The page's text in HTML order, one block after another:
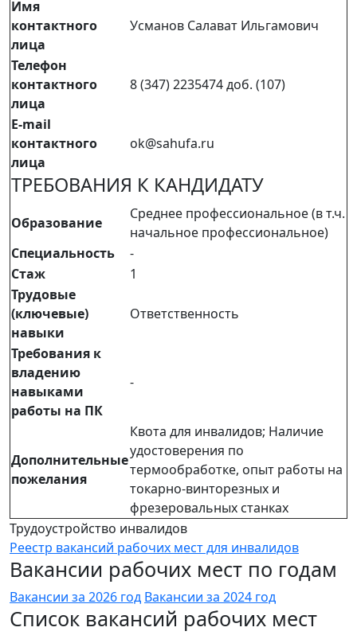
Имя
контактного
лица
Усманов Салават Ильгамович
Телефон
контактного
лица
8 (347) 2235474 доб. (107)
E-mail
контактного
лица
ok@sahufa.ru
ТРЕБОВАНИЯ К КАНДИДАТУ
Образование
Среднее профессиональное (в т.ч.
начальное профессиональное)
Специальность
-
Стаж
1
Трудовые
(ключевые)
навыки
Ответственность
Требования к
владению
навыками
работы на ПК
-
Дополнительные
пожелания
Квота для инвалидов; Наличие
удостоверения по
термообработке, опыт работы на
токарно-винторезных и
фрезеровальных станках
Трудоустройство инвалидов
Реестр вакансий рабочих мест для инвалидов
Вакансии рабочих мест по годам
Вакансии за 2026 год Вакансии за 2024 год
Список вакансий рабочих мест